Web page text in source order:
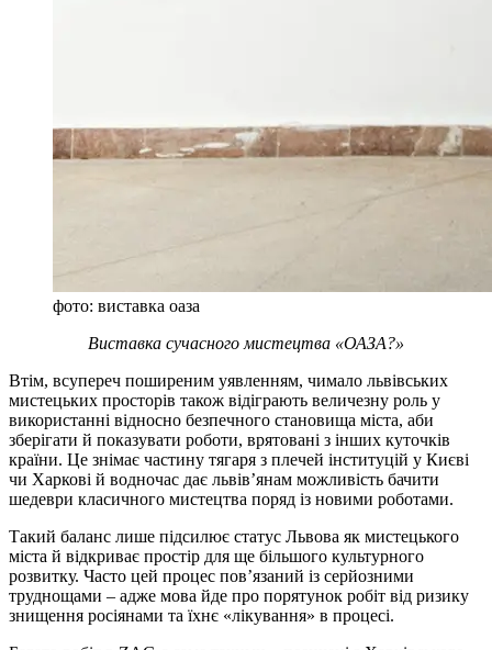
фото: виставка оаза
Виставка сучасного мистецтва «ОАЗА?»
Втім, всупереч поширеним уявленням, чимало львівських
мистецьких просторів також відіграють величезну роль у
використанні відносно безпечного становища міста, аби
зберігати й показувати роботи, врятовані з інших куточків
країни. Це знімає частину тягаря з плечей інституцій у Києві
чи Харкові й водночас дає львів’янам можливість бачити
шедеври класичного мистецтва поряд із новими роботами.
Такий баланс лише підсилює статус Львова як мистецького
міста й відкриває простір для ще більшого культурного
розвитку. Часто цей процес пов’язаний із серйозними
труднощами – адже мова йде про порятунок робіт від ризику
знищення росіянами та їхнє «лікування» в процесі.